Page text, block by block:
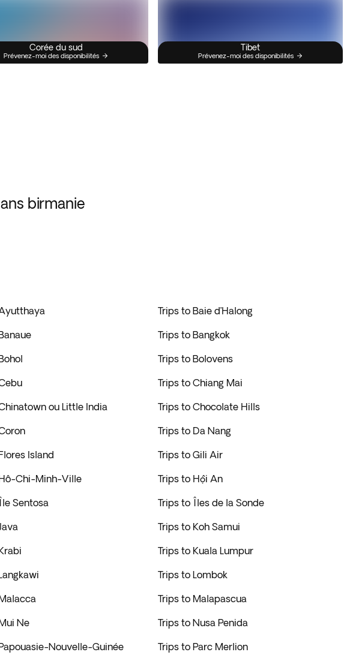
Corée du sud
Prévenez-moi des disponibilités
Tibet
Prévenez-moi des disponibilités
birmanie
Trips to Baie d’Halong
Trips to Bangkok
Trips to Bolovens
Trips to Chiang Mai
ou Little India Trips to Chocolate Hills
Trips to Da Nang
Island Trips to Gili Air
Chi-Minh-Ville Trips to Hội An
Sentosa Trips to Îles de la Sonde
Trips to Koh Samui
Trips to Kuala Lumpur
Trips to Lombok
Trips to Malapascua
Ne Trips to Nusa Penida
Nouvelle-Guinée Trips to Parc Merlion